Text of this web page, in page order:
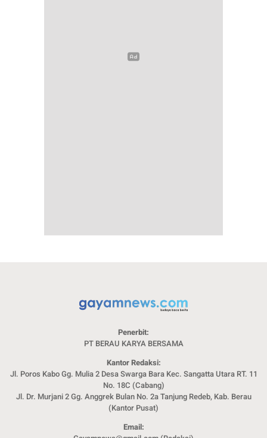
Penerbit:
PT BERAU KARYA BERSAMA
Kantor Redaksi:
Jl. Poros Kabo Gg. Mulia 2 Desa Swarga Bara Kec. Sangatta Utara RT. 11
No. 18C (Cabang)
Jl. Dr. Murjani 2 Gg. Anggrek Bulan No. 2a Tanjung Redeb, Kab. Berau
(Kantor Pusat)
Email: